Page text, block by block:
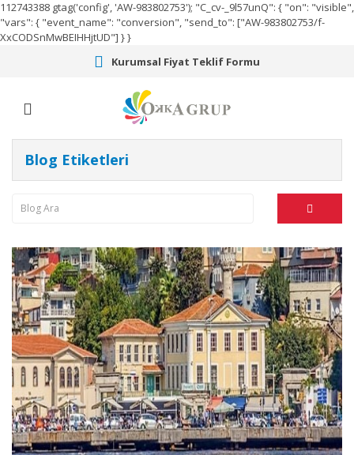
112743388 gtag('config', 'AW-983802753'); "C_cv-_9l57unQ": { "on": "visible",
"vars": { "event_name": "conversion", "send_to": ["AW-983802753/f-
XxCODSnMwBEIHHjtUD"] } }
Kurumsal Fiyat Teklif Formu
Blog Etiketleri